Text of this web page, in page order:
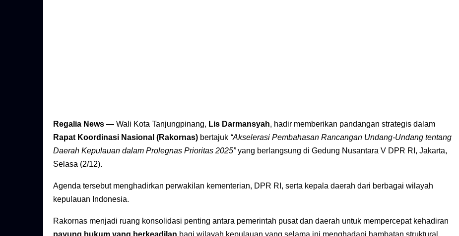
Regalia News — Wali Kota Tanjungpinang, Lis Darmansyah, hadir memberikan pandangan strategis dalam
Rapat Koordinasi Nasional (Rakornas) bertajuk “Akselerasi Pembahasan Rancangan Undang-Undang tentang
Daerah Kepulauan dalam Prolegnas Prioritas 2025”yang berlangsung di Gedung Nusantara V DPR RI, Jakarta,
Selasa (2/12).
Agenda tersebut menghadirkan perwakilan kementerian, DPR RI, serta kepala daerah dari berbagai wilayah
kepulauan Indonesia.
Rakornas menjadi ruang konsolidasi penting antara pemerintah pusat dan daerah untuk mempercepat kehadiran